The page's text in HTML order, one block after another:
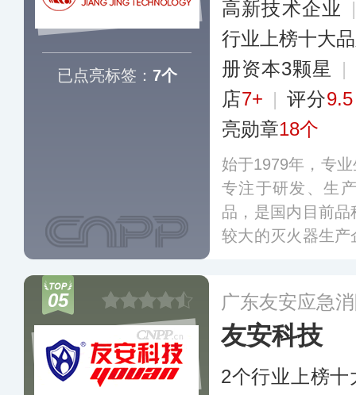
已点亮标签： 7个
高新技术企业
行业上榜十大
册资本3颗星
|
店7+ | 评分9.5
亮勋章18个
始于1979年，专
专注于研发、生
品，是国内目前
较大的灭火器生
务，在消防行业
05 广东友安应急
友安科技
2个行业上榜十